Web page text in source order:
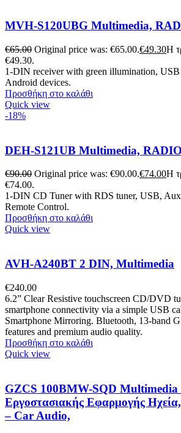
MVH-S120UBG Multimedia,
€65.00 Original price was: €65.00.€49.30Η
€49.30.
1-DIN receiver with green illumination,
Android devices.
Προσθήκη στο καλάθι
Quick view
-18%
DEH-S121UB Multimedia,
€90.00 Original price was: €90.00.€74.00Η
€74.00.
1-DIN CD Tuner with RDS tuner, USB,
Remote Control.
Προσθήκη στο καλάθι
Quick view
AVH-A240BT 2 DIN, Multimedia
€240.00
6.2” Clear Resistive touchscreen CD/DVD
smartphone connectivity via a simple USB
Smartphone Mirroring. Bluetooth, 13-band
features and premium audio quality.
Προσθήκη στο καλάθι
Quick view
GZCS 100BMW-SQD
Εργοστασιακής Εφαρμογής
– Car Audio,